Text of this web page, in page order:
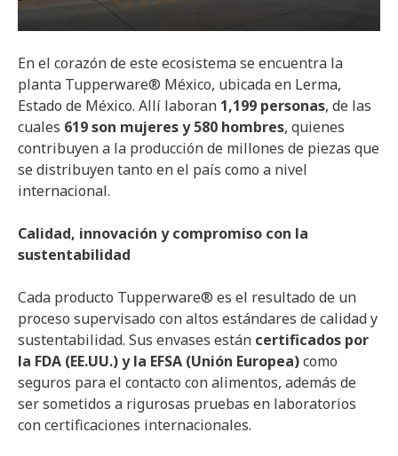
En el corazón de este ecosistema se encuentra la
planta Tupperware® México, ubicada en Lerma,
Estado de México. Allí laboran 1,199 personas, de las
cuales 619 son mujeres y 580 hombres, quienes
contribuyen a la producción de millones de piezas que
se distribuyen tanto en el país como a nivel
internacional.
Calidad, innovación y compromiso con la
sustentabilidad
Cada producto Tupperware® es el resultado de un
proceso supervisado con altos estándares de calidad y
sustentabilidad. Sus envases están certificados por
la FDA (EE.UU.) y la EFSA (Unión Europea)como
seguros para el contacto con alimentos, además de
ser sometidos a rigurosas pruebas en laboratorios
con certificaciones internacionales.